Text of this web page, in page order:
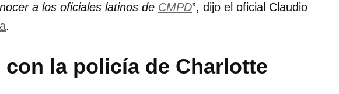
a los oficiales latinos de CMPD”, dijo el oficial Claudio
.
la policía de Charlotte